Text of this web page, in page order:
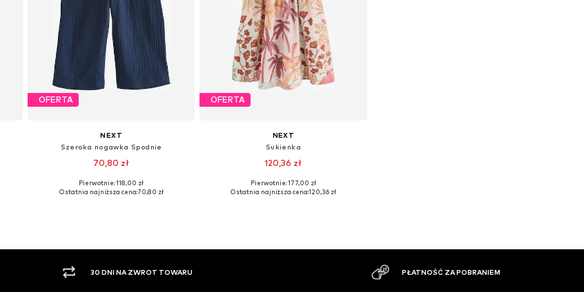
OFERTA
NEXT
Szeroka nogawka Spodnie
70,80 zł
Dostępne rozmiary: 122
Pierwotnie: 118,00 zł
Ostatnia najniższa cena:70,80 zł
OFERTA
NEXT
Sukienka
120,36 zł
Dostępne rozmiary: 146
Pierwotnie: 177,00 zł
Ostatnia najniższa cena:120,36 zł
PŁATNOŚĆ ZA POBRANIEM DUŻY ASORTYMENT